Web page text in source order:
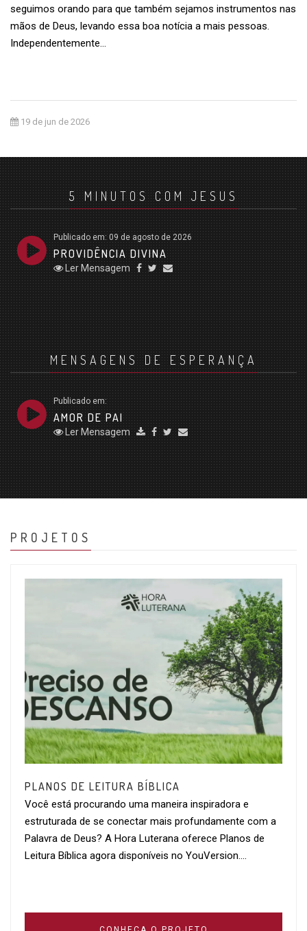
seguimos orando para que também sejamos instrumentos nas
mãos de Deus, levando essa boa notícia a mais pessoas.
Independentemente…
19 de jun de 2026
5 MINUTOS COM JESUS
Publicado em: 09 de agosto de 2026
PROVIDÊNCIA DIVINA
Ler Mensagem
MENSAGENS DE ESPERANÇA
Publicado em:
AMOR DE PAI
Ler Mensagem
PROJETOS
PLANOS DE LEITURA BÍBLICA
Você está procurando uma maneira inspiradora e
estruturada de se conectar mais profundamente com a
Palavra de Deus? A Hora Luterana oferece Planos de
Leitura Bíblica agora disponíveis no YouVersion….